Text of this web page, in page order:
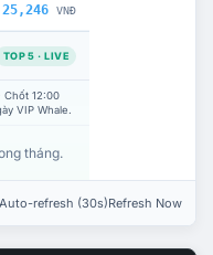
25,246 VNĐ
TOP 5 · LIVE
Chốt 12:00
VIP Whale.
tháng.
Auto-refresh (30s)Refresh Now